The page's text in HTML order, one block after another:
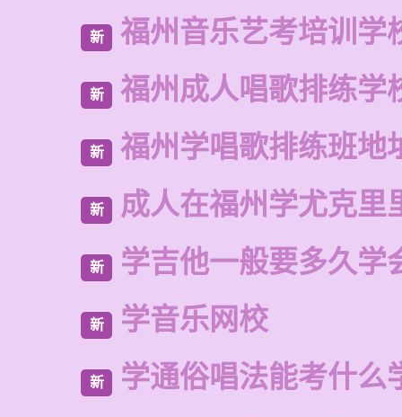
新 福州音乐艺考培训学
新 福州成人唱歌排练学
新 福州学唱歌排练班地
新 成人在福州学尤克里
新 学吉他一般要多久学
新 学音乐网校
新 学通俗唱法能考什么